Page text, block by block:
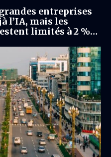
entreprises
l’IA, mais les
limités à 2 %